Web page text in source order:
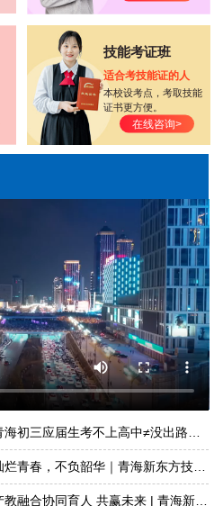
技能考证班
适合考技能证的人
本校设考点，考取技能
证书更方便。
在线咨询>
青海初三应届生考不上高中≠没出路，选择春季预科...
灿烂青春，不负韶华｜青海新东方技工学校隆重举办...
产教融合协同育人 共赢未来 | 青海新东方技工...